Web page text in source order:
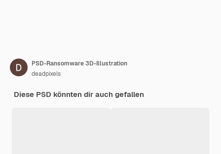
PSD-Ransomware 3D-Illustration
deadpixels
Diese PSD könnten dir auch gefallen